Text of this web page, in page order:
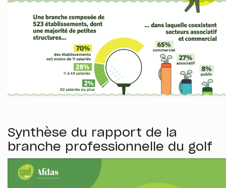
Synthèse du rapport de la
branche professionnelle du golf